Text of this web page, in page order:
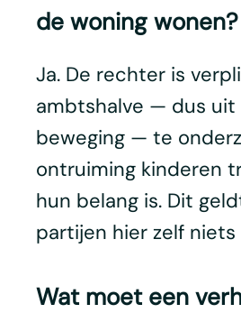
de woning wonen?
Ja. De rechter is
ambtshalve — dus uit
beweging — te
ontruiming kinderen
hun belang is. Dit
partijen hier zelf niets
Wat moet een